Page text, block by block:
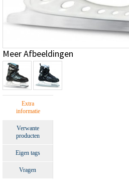
Meer Afbeeldingen
Extra
informatie
Verwante
producten
Eigen tags
Vragen